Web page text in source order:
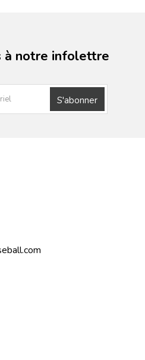
à notre infolettre
S'abonner